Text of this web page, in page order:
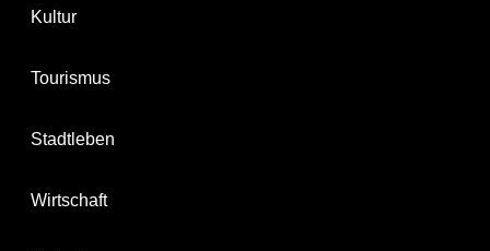
Kultur
Tourismus
Stadtleben
Wirtschaft